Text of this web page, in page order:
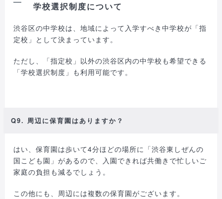
学校選択制度について
渋谷区の中学校は、地域によって入学すべき中学校が「指
定校」として決まっています。
ただし、「指定校」以外の渋谷区内の中学校も希望できる
「学校選択制度」も利用可能です。
Q9. 周辺に保育園はありますか？
はい、保育園は歩いて4分ほどの場所に「渋谷東しぜんの
国こども園」があるので、入園できれば共働きで忙しいご
家庭の負担も減るでしょう。
この他にも、周辺には複数の保育園がございます。